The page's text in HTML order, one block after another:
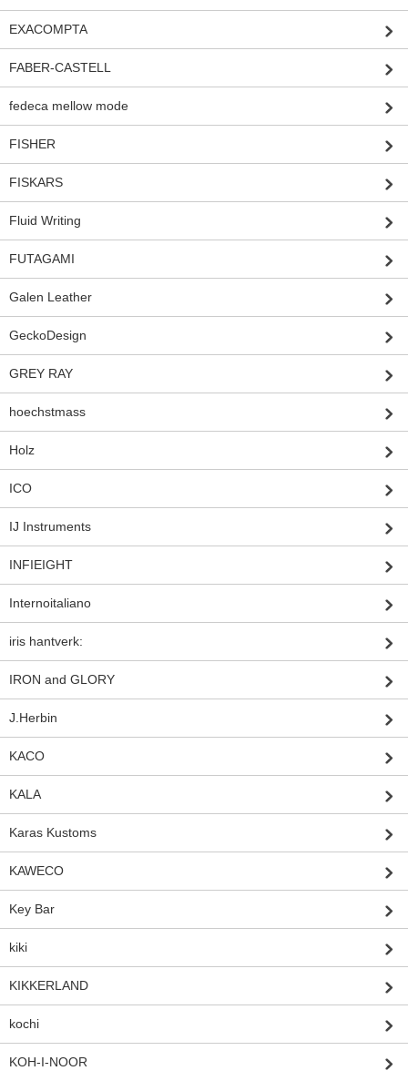
EXACOMPTA
FABER-CASTELL
fedeca mellow mode
FISHER
FISKARS
Fluid Writing
FUTAGAMI
Galen Leather
GeckoDesign
GREY RAY
hoechstmass
Holz
ICO
IJ Instruments
INFIEIGHT
Internoitaliano
iris hantverk:
IRON and GLORY
J.Herbin
KACO
KALA
Karas Kustoms
KAWECO
Key Bar
kiki
KIKKERLAND
kochi
KOH-I-NOOR